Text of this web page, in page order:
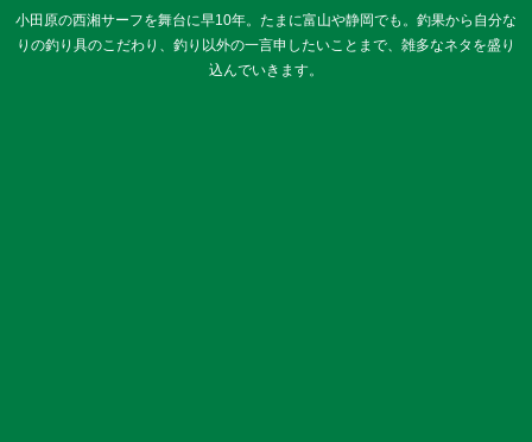
小田原の西湘サーフを舞台に早10年。たまに富山や静岡でも。釣果から自分な
りの釣り具のこだわり、釣り以外の一言申したいことまで、雑多なネタを盛り
込んでいきます。